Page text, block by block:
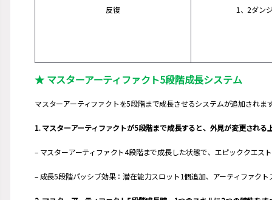
反復 1、2ダン
★ マスターアーティファクト5段階成長システム
マスターアーティファクトを5段階まで成長させるシステムが追加されま
1. マスターアーティファクトが5段階まで成長すると、外見が変更される
– マスターアーティファクト4段階まで成長した状態で、エピッククエ
– 成長5段階パッシブ効果：潜在能力スロット1個追加、アーティファクト